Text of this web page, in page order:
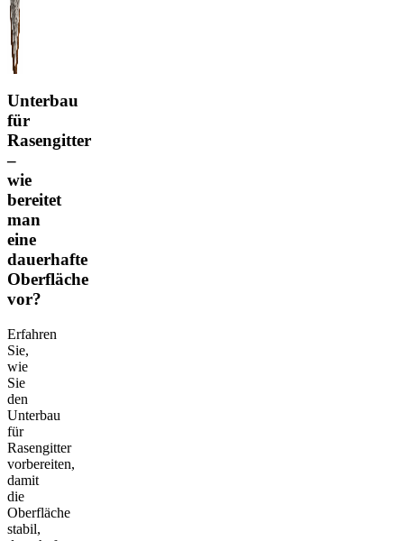
Unterbau
für
Rasengitter
–
wie
bereitet
man
eine
dauerhafte
Oberfläche
vor?
Erfahren
Sie,
wie
Sie
den
Unterbau
für
Rasengitter
vorbereiten,
damit
die
Oberfläche
stabil,